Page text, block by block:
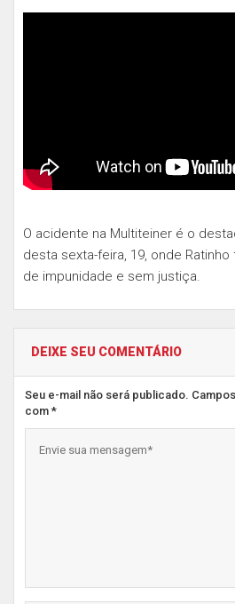
O acidente na Multiteiner é o
desta sexta-feira, 19, onde
de impunidade e sem justiça.
DEIXE SEU COMENTÁRIO
Seu e-mail não será publicado.
com *